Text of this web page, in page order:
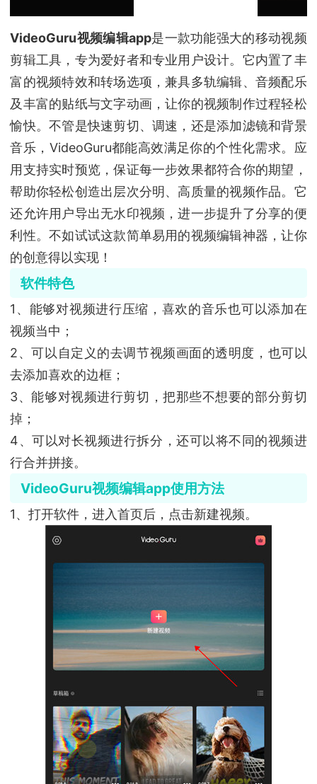
VideoGuru视频编辑app是一款功能强大的移动视频
剪辑工具，专为爱好者和专业用户设计。它内置了丰
富的视频特效和转场选项，兼具多轨编辑、音频配乐
及丰富的贴纸与文字动画，让你的视频制作过程轻松
愉快。不管是快速剪切、调速，还是添加滤镜和背景
音乐，VideoGuru都能高效满足你的个性化需求。应
用支持实时预览，保证每一步效果都符合你的期望，
帮助你轻松创造出层次分明、高质量的视频作品。它
还允许用户导出无水印视频，进一步提升了分享的便
利性。不如试试这款简单易用的视频编辑神器，让你
的创意得以实现！
软件特色
1、能够对视频进行压缩，喜欢的音乐也可以添加在
视频当中；
2、可以自定义的去调节视频画面的透明度，也可以
去添加喜欢的边框；
3、能够对视频进行剪切，把那些不想要的部分剪切
掉；
4、可以对长视频进行拆分，还可以将不同的视频进
行合并拼接。
VideoGuru视频编辑app使用方法
1、打开软件，进入首页后，点击新建视频。